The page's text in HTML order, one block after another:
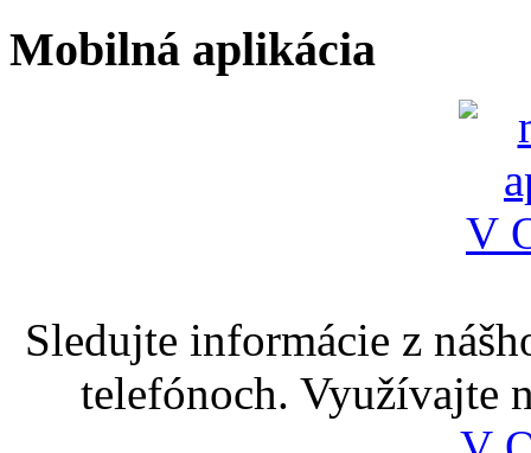
Mobilná aplikácia
Sledujte informácie z
telefónoch. Využívajte